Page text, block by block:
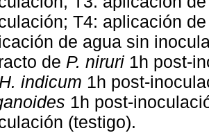
T4: aplicación
de agua sin
de P. niruri 1h post-
H. indicum 1h post-
1h post-
(testigo).